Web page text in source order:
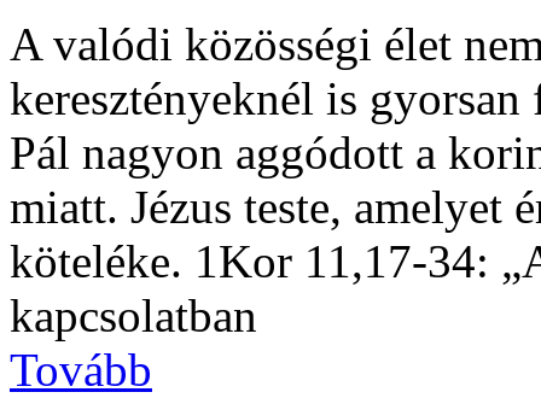
A valódi közösségi élet
keresztényeknél is
Pál nagyon aggódott a
miatt. Jézus teste, amelyet
köteléke. 1Kor 11,17-34:
kapcsolatban
Tovább